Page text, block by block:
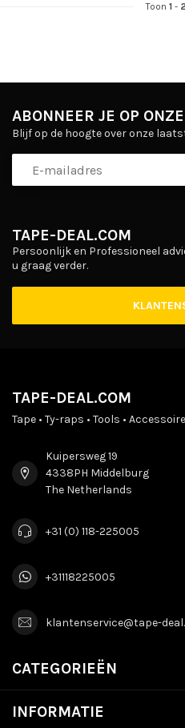
Toon 1 - 2
TAPE-DEAL.COM
Persoonlijk en Professioneel
u graag verder.
ABONNEER JE OP
Blijf op de hoogte over onze
TAPE-DEAL.COM
Tape • Ty-raps • Tools •
Kuipersweg 19
4338PH Middelburg
The Netherlands
+31 (0) 118-225005
+31118225005
klantenservice@tape-
CATEGORIEËN
INFORMATIE